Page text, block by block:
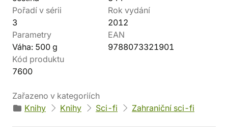
Pořadí v sérii
3
Rok vydání
2012
Parametry
Váha: 500 g
EAN
9788073321901
Kód produktu
7600
Zařazeno v kategoriích
Knihy
Knihy Sci-fi Zahraniční sci-fi